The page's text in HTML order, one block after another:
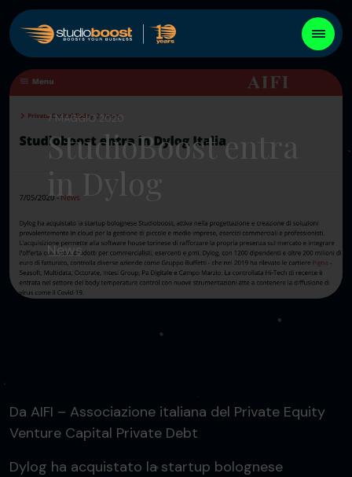
7 MAGGIO 2020
StudioBoost entra
in Dylog
News
Da AIFI – Associazione italiana del Private Equity
Venture Capital Private Debt
Dylog ha acquistato la startup bolognese